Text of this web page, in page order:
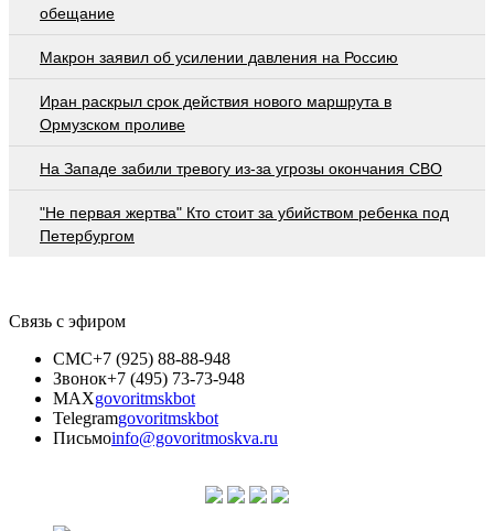
обещание
Макрон заявил об усилении давления на Россию
Иран раскрыл срок действия нового маршрута в
Ормузском проливе
На Западе забили тревогу из-за угрозы окончания СВО
"Не первая жертва" Кто стоит за убийством ребенка под
Петербургом
Связь с эфиром
СМС+7 (925) 88-88-948
Звонок+7 (495) 73-73-948
MAXgovoritmskbot
Telegramgovoritmskbot
Письмоinfo@govoritmoskva.ru